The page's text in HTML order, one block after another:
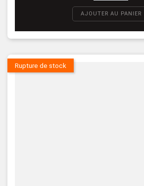
AJOUTER AU PANIER
Rupture de stock